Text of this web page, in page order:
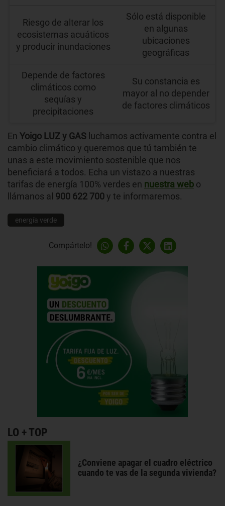
Riesgo de alterar los
ecosistemas acuáticos
y producir inundaciones
Sólo está disponible
en algunas
ubicaciones
geográficas
Depende de factores
climáticos como
sequías y
precipitaciones
Su constancia es
mayor al no depender
de factores climáticos
En Yoigo LUZ y GAS luchamos activamente contra el
cambio climático y queremos que tú también te
unas a este movimiento sostenible que nos
beneficiará a todos. Echa un vistazo a nuestras
tarifas de energía 100% verdes en nuestra web o
llámanos al 900 622 700y te informaremos.
energía verde
Compártelo!
LO + TOP
¿Conviene apagar el cuadro eléctrico
cuando te vas de la segunda vivienda?